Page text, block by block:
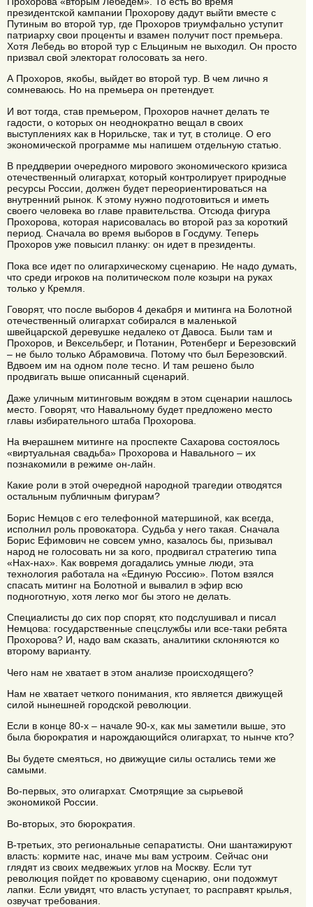
президентской кампании Прохорову дадут выйти вместе с
Путиным во второй тур, где Прохоров триумфально уступит
патриарху свои проценты и взамен получит пост премьера.
Хотя Лебедь во второй тур с Ельциным не выходил. Он просто
призвал свой электорат голосовать за него.
А Прохоров, якобы, выйдет во второй тур. В чем лично я
сомневаюсь. Но на премьера он претендует.
И вот тогда, став премьером, Прохоров начнет делать те
гадости, о которых он неоднократно вещал в своих
выступлениях как в Норильске, так и тут, в столице. О его
экономической программе мы напишем отдельную статью.
В преддверии очередного мирового экономического кризиса
отечественный олигархат, который контролирует природные
ресурсы России, должен будет переориентироваться на
внутренний рынок. К этому нужно подготовиться и иметь
своего человека во главе правительства. Отсюда фигура
Прохорова, которая нарисовалась во второй раз за короткий
период. Сначала во время выборов в Госдуму. Теперь
Прохоров уже повысил планку: он идет в президенты.
Пока все идет по олигархическому сценарию. Не надо думать,
что среди игроков на политическом поле козыри на руках
только у Кремля.
Говорят, что после выборов 4 декабря и митинга на Болотной
отечественный олигархат собирался в маленькой
швейцарской деревушке недалеко от Давоса. Были там и
Прохоров, и Вексельберг, и Потанин, Ротенберг и Березовский
– не было только Абрамовича. Потому что был Березовский.
Вдвоем им на одном поле тесно. И там решено было
продвигать выше описанный сценарий.
Даже уличным митинговым вождям в этом сценарии нашлось
место. Говорят, что Навальному будет предложено место
главы избирательного штаба Прохорова.
На вчерашнем митинге на проспекте Сахарова состоялось
«виртуальная свадьба» Прохорова и Навального – их
познакомили в режиме он-лайн.
Какие роли в этой очередной народной трагедии отводятся
остальным публичным фигурам?
Борис Немцов с его телефонной матершиной, как всегда,
исполнил роль провокатора. Судьба у него такая. Сначала
Борис Ефимович не совсем умно, казалось бы, призывал
народ не голосовать ни за кого, продвигал стратегию типа
«Нах-нах». Как вовремя догадались умные люди, эта
технология работала на «Единую Россию». Потом взялся
спасать митинг на Болотной и вывалил в эфир всю
подноготную, хотя легко мог бы этого не делать.
Специалисты до сих пор спорят, кто подслушивал и писал
Немцова: государственные спецслужбы или все-таки ребята
Прохорова? И, надо вам сказать, аналитики склоняются ко
второму варианту.
Чего нам не хватает в этом анализе происходящего?
Нам не хватает четкого понимания, кто является движущей
силой нынешней городской революции.
Если в конце 80-х – начале 90-х, как мы заметили выше, это
была бюрократия и нарождающийся олигархат, то нынче кто?
Вы будете смеяться, но движущие силы остались теми же
самыми.
Во-первых, это олигархат. Смотрящие за сырьевой
экономикой России.
Во-вторых, это бюрократия.
В-третьих, это региональные сепаратисты. Они шантажируют
власть: кормите нас, иначе мы вам устроим. Сейчас они
глядят из своих медвежьих углов на Москву. Если тут
революция пойдет по кровавому сценарию, они подожмут
лапки. Если увидят, что власть уступает, то расправят крылья,
озвучат требования.